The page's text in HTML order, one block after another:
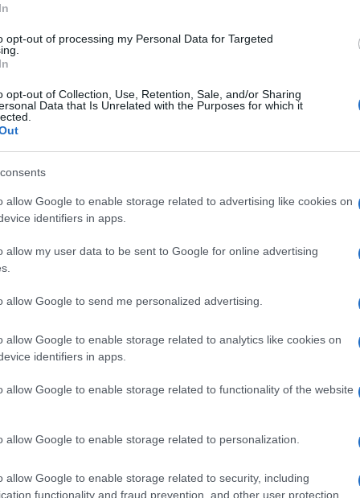
opt-out of processing my Personal Data for Targeted
opt-out of Collection, Use, Retention, Sale, and/or Sharing
Data that Is Unrelated with the Purposes for which it
allow Google to enable storage related to advertising like cookies on
identifiers in apps.
allow my user data to be sent to Google for online advertising
allow Google to send me personalized advertising.
allow Google to enable storage related to analytics like cookies on
identifiers in apps.
allow Google to enable storage related to functionality of the website
allow Google to enable storage related to personalization.
allow Google to enable storage related to security, including
functionality and fraud prevention, and other user protection.
saltare la fragile intesa
celebrato a Versailles la firma del
iraniano Masoud Pezeshkian.
ostilità,la riapertura dello Stretto di
nucleare e un parziale sblocco di asset
guerra iniziata a febbraio con gli
ucciso la Guida Suprema Ali Khamenei e
dello stretto e coinvolgimento di
di ascesa iraniana
fossefarlocca.Subito dopo la firma,
e giornalisti avevano espresso forti
meccanismi credibili di verifica e
inesistente tra due avversari